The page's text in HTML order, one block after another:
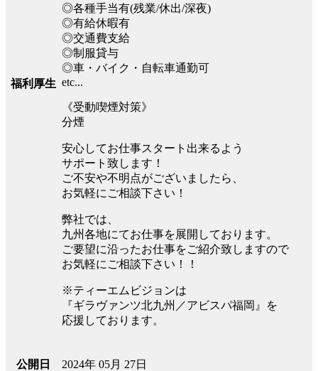
福利厚生
◎各種手当有(残業/休出/深夜)
◎有給休暇有
◎交通費支給
◎制服貸与
◎車・バイク・自転車通勤可
etc...
《受動喫煙対策》
分煙
安心してお仕事スタート出来るよう
サポート致します！
ご不安や不明点がございましたら、
お気軽にご相談下さい！
弊社では、
九州各地にてお仕事を展開しております。
ご要望に沿ったお仕事をご紹介致しますので
お気軽にご相談下さい！！
※ティーエムビジョンは
『ギラヴァンツ北九州／アビスパ福岡』を
応援しております。
公開日 2024年 05月 27日